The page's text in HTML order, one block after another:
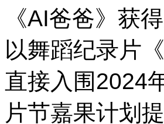
《AI爸爸》获
以舞蹈纪录片
直接入围2024
片节嘉果计划